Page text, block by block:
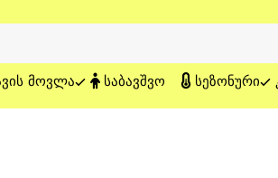
ᲛᲝᲕᲚᲐ ᲡᲐᲑᲐᲕᲨᲕᲝ ᲡᲔᲖᲝᲜᲣᲠᲘ